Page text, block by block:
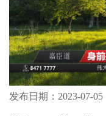
发布日期：2023-07-05